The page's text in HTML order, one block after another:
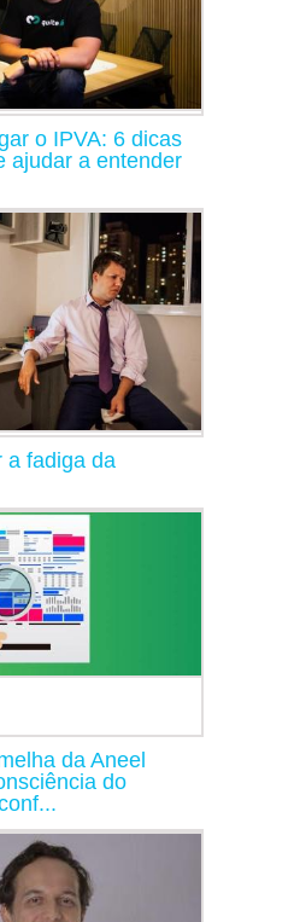
o IPVA: 6 dicas
ajudar a entender
a fadiga da
da Aneel
do